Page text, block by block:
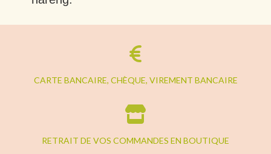
CARTE BANCAIRE, CHÈQUE, VIREMENT BANCAIRE
RETRAIT DE VOS COMMANDES EN BOUTIQUE